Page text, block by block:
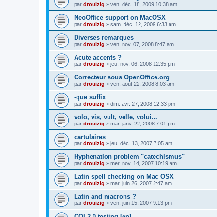
par drouizig » ven. déc. 18, 2009 10:38 am
NeoOffice support on MacOSX
par drouizig » sam. déc. 12, 2009 6:33 am
Diverses remarques
par drouizig » ven. nov. 07, 2008 8:47 am
Acute accents ?
par drouizig » jeu. nov. 06, 2008 12:35 pm
Correcteur sous OpenOffice.org
par drouizig » ven. août 22, 2008 8:03 am
-que suffix
par drouizig » dim. avr. 27, 2008 12:33 pm
volo, vis, vult, velle, volui...
par drouizig » mar. janv. 22, 2008 7:01 pm
cartulaires
par drouizig » jeu. déc. 13, 2007 7:05 am
Hyphenation problem "catechismus"
par drouizig » mer. nov. 14, 2007 10:19 am
Latin spell checking on Mac OSX
par drouizig » mar. juin 26, 2007 2:47 am
Latin and macrons ?
par drouizig » ven. juin 15, 2007 9:13 pm